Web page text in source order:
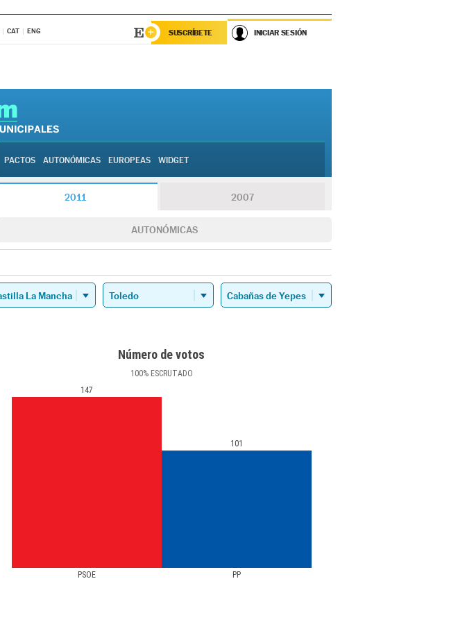
CAT ENG SUSCRÍBETE INICIAR SESIÓN
PACTOS AUTONÓMICAS EUROPEAS WIDGET
2011 2007
AUTONÓMICAS
Número de votos
100%ESCRUTADO
PSOE PP
147
101